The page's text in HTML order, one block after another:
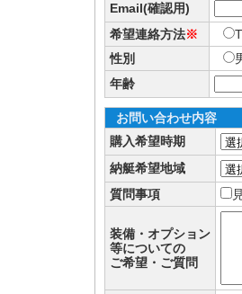
Email(確認用)
希望連絡方法※
性別
年齢
お問い合わせ内容
購入希望時期
納艇希望地域
質問事項
装備・オプション
等についての
ご希望・ご質問